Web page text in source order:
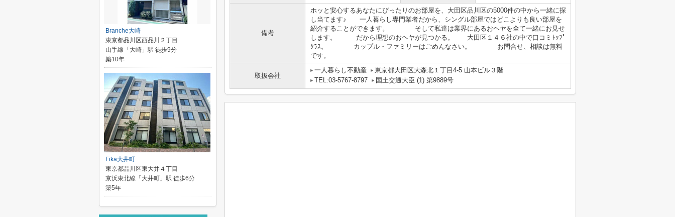
備考
ホッと安心するあなたにぴったりのお部屋を、大田区品川区の5000件の中から一緒に探
し当てます♪ 一人暮らし専門業者だから、シングル部屋ではどこよりも良い部屋を
紹介することができます。 そして私達は業界にあるおヘヤを全て一緒にお見せ
します。 だから理想のおヘヤが見つかる。 大田区１４６社の中で口コミﾄｯﾌﾟ
ｸﾗｽ。 カップル・ファミリーはごめんなさい。 お問合せ、相談は無料
です。
取扱会社
一人暮らし不動産
東京都大田区大森北１丁目4-5 山本ビル３階
TEL:03-5767-8797
国土交通大臣 (1) 第9889号
Branche大崎
東京都品川区西品川２丁目
山手線「大崎」駅 徒歩9分
築10年
Fika大井町
東京都品川区東大井４丁目
京浜東北線「大井町」駅 徒歩6分
築5年